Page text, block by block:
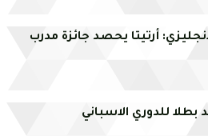
أرتيتا يحصد جائزة مدرب
بطلا للدوري الاسباني